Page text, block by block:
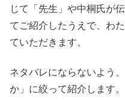
じて「先生」や中桐氏が
てご紹介したうえで、わ
ていただきます。
ネタバレにならないよう
か」に絞って紹介します。